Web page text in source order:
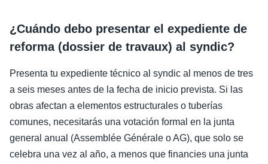
¿Cuándo debo presentar el expediente de
reforma (dossier de travaux) al syndic?
Presenta tu expediente técnico al syndic al menos de tres
a seis meses antes de la fecha de inicio prevista. Si las
obras afectan a elementos estructurales o tuberías
comunes, necesitarás una votación formal en la junta
general anual (Assemblée Générale o AG), que solo se
celebra una vez al año, a menos que financies una junta